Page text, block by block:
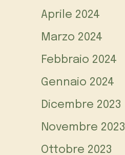
Aprile 2024
Marzo 2024
Febbraio 2024
Gennaio 2024
Dicembre 2023
Novembre 2023
Ottobre 2023